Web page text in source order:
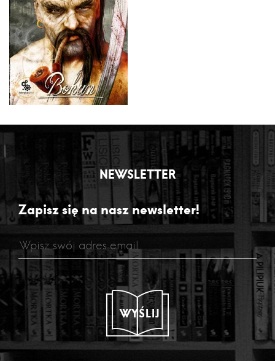
NEWSLETTER
Zapisz się na nasz newsletter!
WYŚLIJ